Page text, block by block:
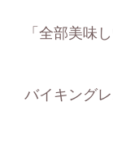
「全部美味
バイキング